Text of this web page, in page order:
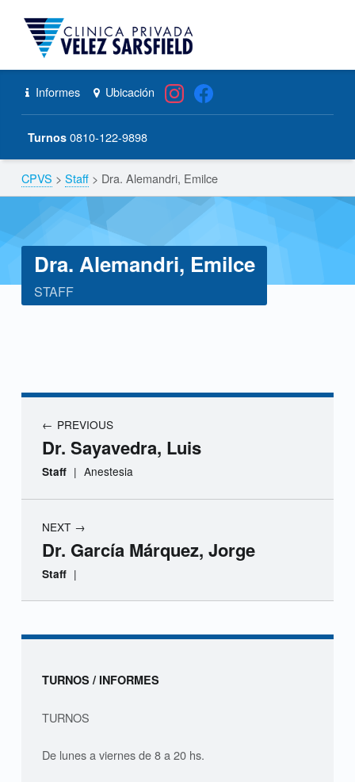
Dra. Alemandri, Emilce – CPVS
Primary Menu
Header info sidebar Informes Ubicación
Turnos 0810-122-9898
Breadcrumbs navigation
CPVS > Staff> Dra. Alemandri, Emilce
Dra. Alemandri, Emilce
STAFF
r
l
m
a
n
PREVIOUS
Dr. Sayavedra, Luis
Staff | Anestesia
NEXT
Dr. García Márquez, Jorge
Staff |
Sidebar
TURNOS / INFORMES
TURNOS
De lunes a viernes de 8 a 20 hs.